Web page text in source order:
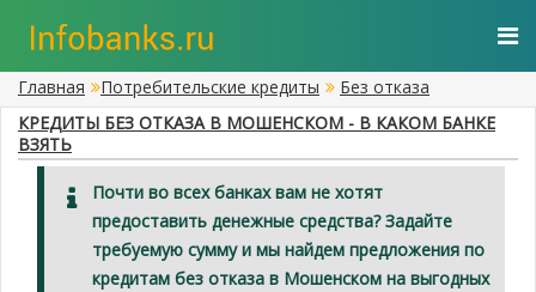
Главная Потребительские кредиты
Без отказа
КРЕДИТЫ БЕЗ ОТКАЗА В МОШЕНСКОМ - В КАКОМ БАНКЕ
ВЗЯТЬ
Почти во всех банках вам не хотят
предоставить денежные средства? Задайте
требуемую сумму и мы найдем предложения по
кредитам без отказа в Мошенском на выгодных